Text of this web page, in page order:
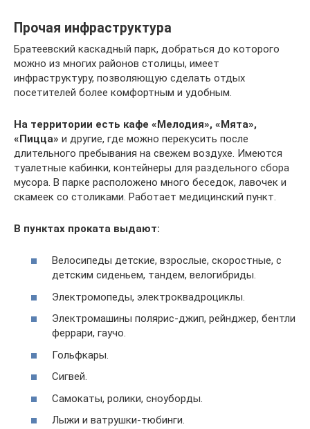
Прочая инфраструктура
Братеевский каскадный парк, добраться до которого
можно из многих районов столицы, имеет
инфраструктуру, позволяющую сделать отдых
посетителей более комфортным и удобным.
На территории есть кафе «Мелодия», «Мята»,
«Пицца» и другие, где можно перекусить после
длительного пребывания на свежем воздухе. Имеются
туалетные кабинки, контейнеры для раздельного сбора
мусора. В парке расположено много беседок, лавочек и
скамеек со столиками. Работает медицинский пункт.
В пунктах проката выдают:
Велосипеды детские, взрослые, скоростные, с
детским сиденьем, тандем, велогибриды.
Электромопеды, электроквадроциклы.
Электромашины полярис-джип, рейнджер, бентли
феррари, гаучо.
Гольфкары.
Сигвей.
Самокаты, ролики, сноуборды.
Лыжи и ватрушки-тюбинги.